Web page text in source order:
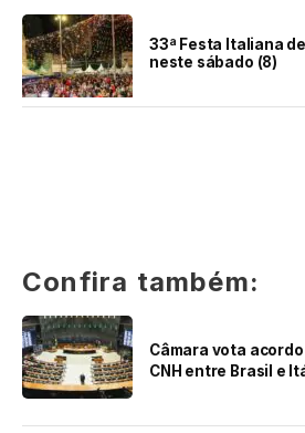
33ª Festa Italiana
neste sábado (8)
Confira também:
Câmara vota
CNH entre Brasil e